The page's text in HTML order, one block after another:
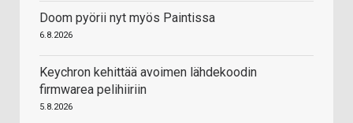
Doom pyörii nyt myös Paintissa
6.8.2026
Keychron kehittää avoimen lähdekoodin
firmwarea pelihiiriin
5.8.2026